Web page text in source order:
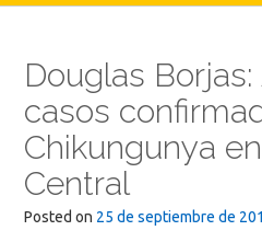
Douglas
casos
Chikungunya
Central
Posted on 25 de septiembre de